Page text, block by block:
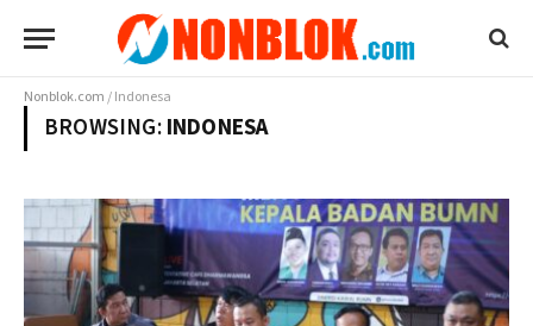
Nonblok.com/Indonesa
BROWSING:INDONESA